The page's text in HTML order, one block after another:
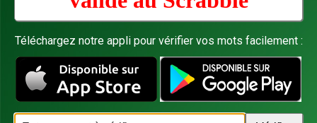
Téléchargez notre appli pour vérifier vos mots facilement :